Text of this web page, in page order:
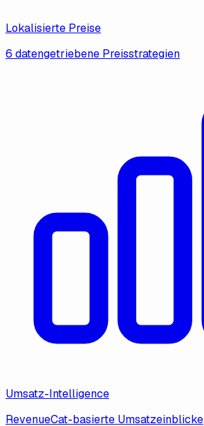
Lokalisierte Preise
6 datengetriebene Preisstrategien
Umsatz-Intelligence
RevenueCat-basierte Umsatzeinblicke